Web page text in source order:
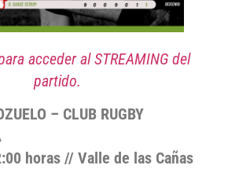
acceder al STREAMING del
partido.
– CLUB RUGBY
horas // Valle de las Cañas